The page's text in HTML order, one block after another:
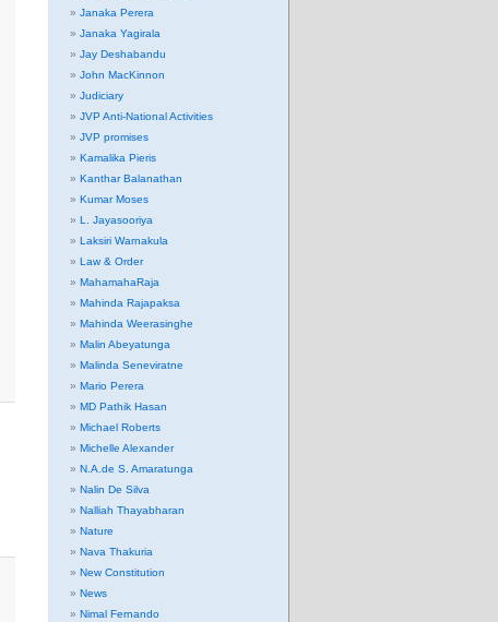
Janaka Perera
Janaka Yagirala
Jay Deshabandu
John MacKinnon
Judiciary
JVP Anti-National Activities
JVP promises
Kamalika Pieris
Kanthar Balanathan
Kumar Moses
L. Jayasooriya
Laksiri Warnakula
Law & Order
MahamahaRaja
Mahinda Rajapaksa
Mahinda Weerasinghe
Malin Abeyatunga
Malinda Seneviratne
Mario Perera
MD Pathik Hasan
Michael Roberts
Michelle Alexander
N.A.de S. Amaratunga
Nalin De Silva
Nalliah Thayabharan
Nature
Nava Thakuria
New Constitution
News
Nimal Fernando